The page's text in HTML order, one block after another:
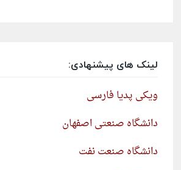
لینک های پیشنهادی:
ویکی پدیا فارسی
دانشگاه صنعتی اصفهان
دانشگاه صنعت نفت